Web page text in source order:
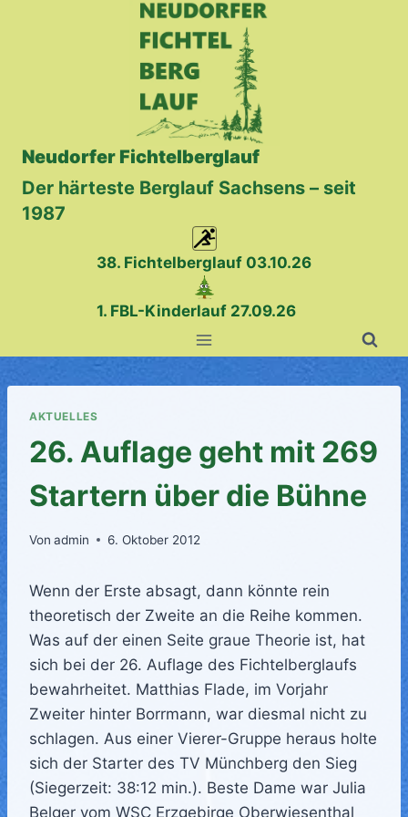
Neudorfer Fichtelberglauf
Der härteste Berglauf Sachsens – seit
1987
38. Fichtelberglauf 03.10.26
1. FBL-Kinderlauf 27.09.26
AKTUELLES
26. Auflage geht mit 269
Startern über die Bühne
Von admin 6. Oktober 2012
Wenn der Erste absagt, dann könnte rein
theoretisch der Zweite an die Reihe kommen.
Was auf der einen Seite graue Theorie ist, hat
sich bei der 26. Auflage des Fichtelberglaufs
bewahrheitet. Matthias Flade, im Vorjahr
Zweiter hinter Borrmann, war diesmal nicht zu
schlagen. Aus einer Vierer-Gruppe heraus holte
sich der Starter des TV Münchberg den Sieg
(Siegerzeit: 38:12 min.). Beste Dame war Julia
Belger vom WSC Erzgebirge Oberwiesenthal